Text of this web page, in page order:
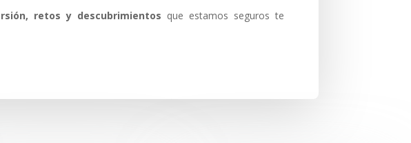
retos y descubrimientos que estamos seguros te